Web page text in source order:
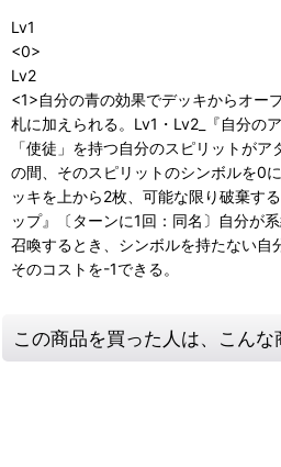
Lv1
<0>
Lv2
<1>自分の青の効果でデッキからオー
札に加えられる。Lv1・Lv2_『自分の
「使徒」を持つ自分のスピリットが
の間、そのスピリットのシンボルを0
ッキを上から2枚、可能な限り破棄す
ップ』〔ターンに1回：同名〕自分が
召喚するとき、シンボルを持たない自
そのコストを-1できる。
この商品を買った人は、こん